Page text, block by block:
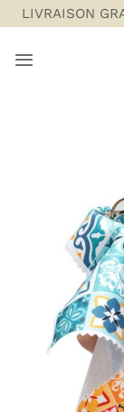
Passer
au
contenu
LIVRAISON